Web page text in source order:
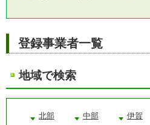
登録事業者一覧
地域で検索
北部 中部 伊賀